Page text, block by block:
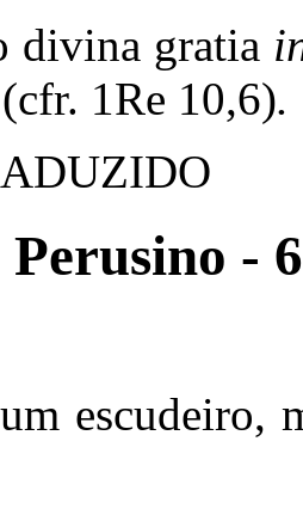
divina gratia
(cfr. 1Re 10,6).
- 6
escudeiro,